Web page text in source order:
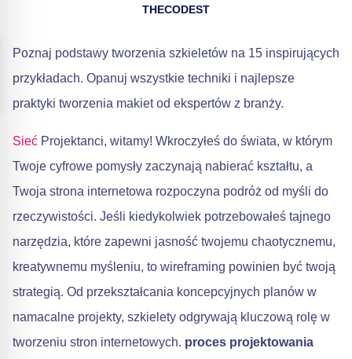
THECODEST
Poznaj podstawy tworzenia szkieletów na 15 inspirujących
przykładach. Opanuj wszystkie techniki i najlepsze
praktyki tworzenia makiet od ekspertów z branży.
Sieć Projektanci, witamy! Wkroczyłeś do świata, w którym
Twoje cyfrowe pomysły zaczynają nabierać kształtu, a
Twoja strona internetowa rozpoczyna podróż od myśli do
rzeczywistości. Jeśli kiedykolwiek potrzebowałeś tajnego
narzędzia, które zapewni jasność twojemu chaotycznemu,
kreatywnemu myśleniu, to wireframing powinien być twoją
strategią. Od przekształcania koncepcyjnych planów w
namacalne projekty, szkielety odgrywają kluczową rolę w
tworzeniu stron internetowych. proces projektowania